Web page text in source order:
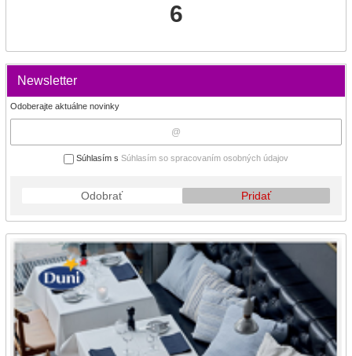
6
Newsletter
Odoberajte aktuálne novinky
Súhlasím s Súhlasím so spracovaním osobných údajov
Odobrať Pridať